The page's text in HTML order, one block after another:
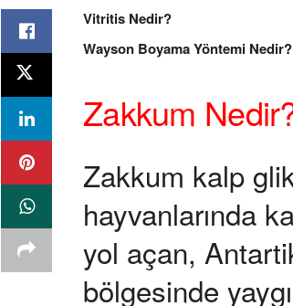
Vitritis Nedir?
Wayson Boyama Yöntemi Nedir?
Zakkum
Zakkum kalp
hayvanlarında
yol açan,
bölgesinde